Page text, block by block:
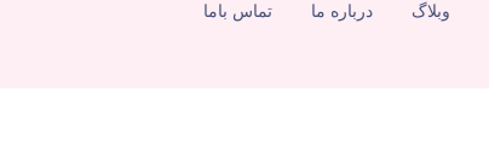
وبلاگ درباره ما تماس باما